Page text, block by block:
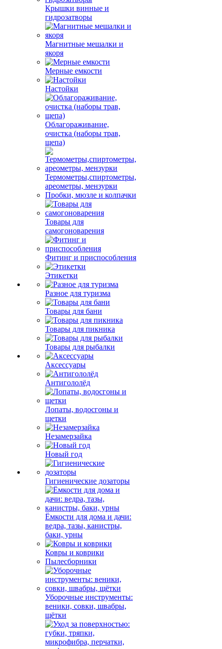
Крышки винные и
гидрозатворы
Магнитные мешалки и
якоря
Мерные емкости
Настойки
Облагораживание,
очистка (наборы трав,
щепа)
Термометры,спиртометры,
ареометры, мензурки
Пробки, мюзле и колпачки
Товары для
самогоноварения
Фитинг и приспособления
Этикетки
Разное для туризма
Товары для бани
Товары для пикника
Товары для рыбалки
Аксессуары
Антигололёд
Лопаты, водосгоны и
щетки
Незамерзайка
Новый год
Гигиенические дозаторы
Ёмкости для дома и дачи:
ведра, тазы, канистры,
баки, урны
Ковры и коврики
Пылесборники
Уборочные инструменты:
веники, совки, швабры,
щётки